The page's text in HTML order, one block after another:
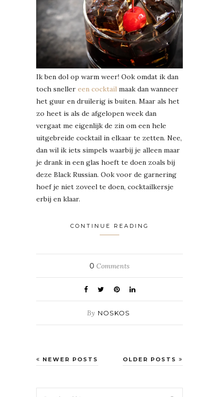
Ik ben dol op warm weer! Ook omdat ik dan
toch sneller een cocktail maak dan wanneer
het guur en druilerig is buiten. Maar als het
zo heet is als de afgelopen week dan
vergaat me eigenlijk de zin om een hele
uitgebreide cocktail in elkaar te zetten. Nee,
dan wil ik iets simpels waarbij je alleen maar
je drank in een glas hoeft te doen zoals bij
deze Black Russian. Ook voor de garnering
hoef je niet zoveel te doen, cocktailkersje
erbij en klaar.
CONTINUE READING
0 Comments
By NOSKOS
OLDER POSTS
NEWER POSTS